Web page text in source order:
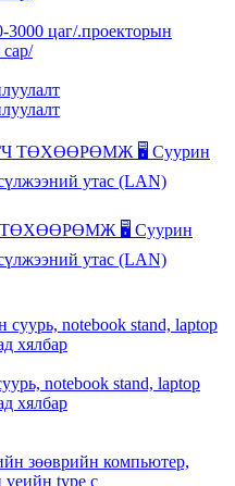
цаг/.проекторын
сар/
ТӨХӨӨРӨМЖ 🖥 Суурин
утас (LAN)
notebook stand, laptop
хялбар